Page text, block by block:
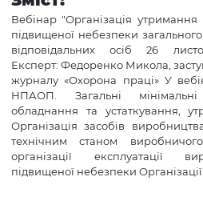
Вебінар "Організація
підвищеної небезпеки
відповідальних осіб 26
Експерт: Федоренко Микола,
журналу «Охорона праці» У
НПАОП. Загальні
обладнання та устаткування,
Організація засобів
технічним станом
організації експлуатації
підвищеної небезпеки